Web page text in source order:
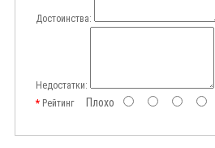
Достоинства:
Недостатки:
РейтингПлохо